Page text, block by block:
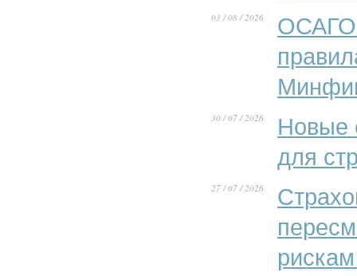
03 / 08 / 2026
ОСАГО
30 / 07 / 2026
Новые
для
27 / 07 / 2026